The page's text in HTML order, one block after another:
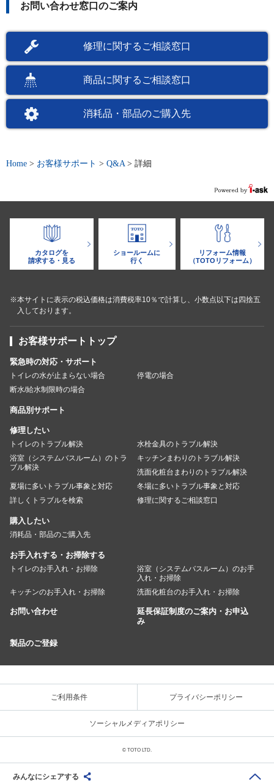
お問い合わせ窓口のご案内
修理に関するご相談窓口
商品に関するご相談窓口
消耗品・部品のご購入先
Home > お客様サポート > Q&A > 詳細
カタログを
請求する・見る
ショールームに
行く
リフォーム情報
（TOTOリフォーム）
※本サイトに表示の税込価格は消費税率10％で計算し、小数点以下は四捨五
入しております。
お客様サポートトップ
緊急時の対応・サポート
トイレの水が止まらない場合
停電の場合
断水/給水制限時の場合
商品別サポート
修理したい
トイレのトラブル解決
水栓金具のトラブル解決
浴室（システムバスルーム）のトラ
ブル解決
キッチンまわりのトラブル解決
洗面化粧台まわりのトラブル解決
夏場に多いトラブル事象と対応
冬場に多いトラブル事象と対応
詳しくトラブルを検索
修理に関するご相談窓口
購入したい
消耗品・部品のご購入先
お手入れする・お掃除する
トイレのお手入れ・お掃除
浴室（システムバスルーム）のお手
入れ・お掃除
キッチンのお手入れ・お掃除
洗面化粧台のお手入れ・お掃除
お問い合わせ
延長保証制度のご案内・お申込
み
製品のご登録
ご利用条件 プライバシーポリシー
ソーシャルメディアポリシー
みんなにシェアする
© TOTO LTD.